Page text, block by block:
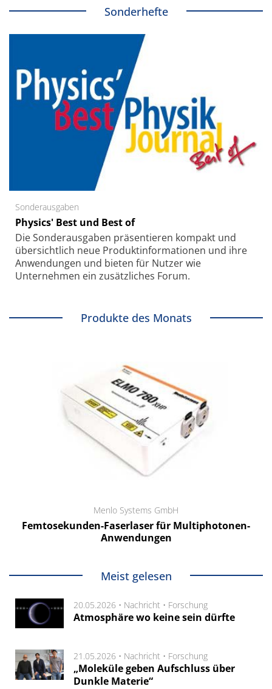
Sonderhefte
Sonderausgaben
Physics' Best und Best of
Die Sonder­ausgaben präsentieren kompakt und
übersichtlich neue Produkt­informationen und ihre
Anwendungen und bieten für Nutzer wie
Unternehmen ein zusätzliches Forum.
Produkte des Monats
Menlo Systems GmbH
Femtosekunden-Faserlaser für Multiphotonen-
Anwendungen
Meist gelesen
20.05.2026 • Nachricht • Forschung
Atmosphäre wo keine sein dürfte
21.05.2026 • Nachricht • Forschung
„Moleküle geben Aufschluss über
Dunkle Materie“